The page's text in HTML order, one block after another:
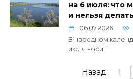
на 6 июля: что
и нельзя делать
06.07.2026
В народном
июля носит
Назад 1